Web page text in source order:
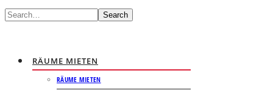
Search
RÄUME MIETEN
RÄUME MIETEN